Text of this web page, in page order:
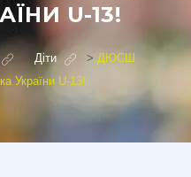
U-13!
Діти > ДЮСШ
України U-13!